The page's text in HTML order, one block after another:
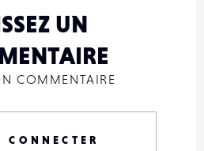
UN
COMMENTAIRE
CONNECTER